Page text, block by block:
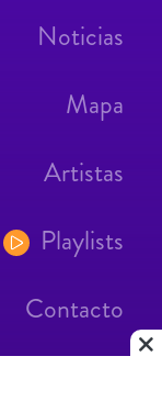
Noticias
Mapa
Artistas
Playlists
Contacto